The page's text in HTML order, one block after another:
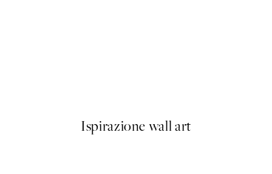
Ispirazione wall art